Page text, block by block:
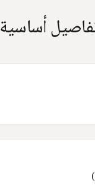
أساسية